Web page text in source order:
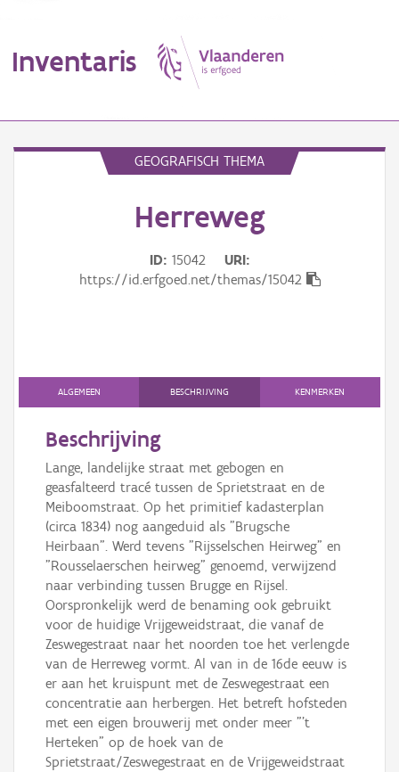
Inventaris
Persoon of collectief
Downloads
Hergebruik
Aanmelden
GEOGRAFISCH THEMA
Herreweg
ID 15042
URI
https://id.erfgoed.net/themas/15042
ALGEMEEN BESCHRIJVING KENMERKEN
Beschrijving
Lange, landelijke straat met gebogen en
geasfalteerd tracé tussen de Sprietstraat en de
Meiboomstraat. Op het primitief kadasterplan
(circa 1834) nog aangeduid als "Brugsche
Heirbaan". Werd tevens "Rijsselschen Heirweg" en
"Rousselaerschen heirweg" genoemd, verwijzend
naar verbinding tussen Brugge en Rijsel.
Oorspronkelijk werd de benaming ook gebruikt
voor de huidige Vrijgeweidstraat, die vanaf de
Zeswegestraat naar het noorden toe het verlengde
van de Herreweg vormt. Al van in de 16de eeuw is
er aan het kruispunt met de Zeswegestraat een
concentratie aan herbergen. Het betreft hofsteden
met een eigen brouwerij met onder meer "’t
Herteken" op de hoek van de
Sprietstraat/Zeswegestraat en de Vrijgeweidstraat